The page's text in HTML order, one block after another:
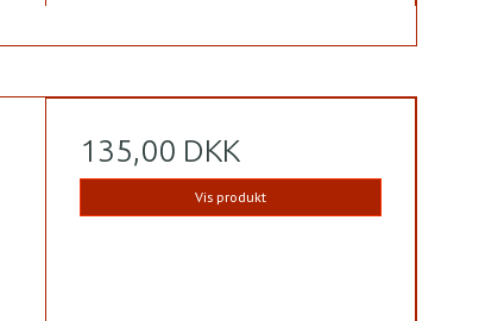
135,00 DKK
Vis produkt